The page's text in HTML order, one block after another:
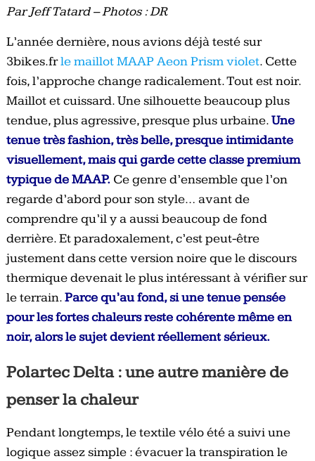
Par Jeff Tatard – Photos : DR
L’année dernière, nous avions déjà testé sur
3bikes.frle maillot MAAP Aeon Prism violet. Cette
fois, l’approche change radicalement. Tout est noir.
Maillot et cuissard. Une silhouette beaucoup plus
tendue, plus agressive, presque plus urbaine.Une
tenue très fashion, très belle, presque intimidante
visuellement, mais qui garde cette classe premium
typique de MAAP. Ce genre d’ensemble que l’on
regarde d’abord pour son style… avant de
comprendre qu’il y a aussi beaucoup de fond
derrière. Et paradoxalement, c’est peut-être
justement dans cette version noire que le discours
thermique devenait le plus intéressant à vérifier sur
le terrain.Parce qu’au fond, si une tenue pensée
pour les fortes chaleurs reste cohérente même en
noir, alors le sujet devient réellement sérieux.
Polartec Delta : une autre manière de
penser la chaleur
Pendant longtemps, le textile vélo été a suivi une
logique assez simple : évacuer la transpiration le